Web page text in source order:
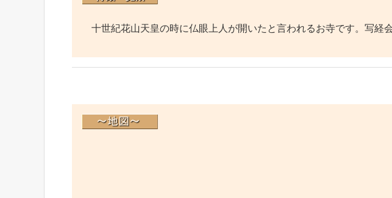
十世紀花山天皇の時に仏眼上人が開いたと言われるお寺です。写経